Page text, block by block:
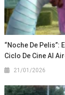
“Noche De Pelis”:
Ciclo De Cine Al
21/01/2026